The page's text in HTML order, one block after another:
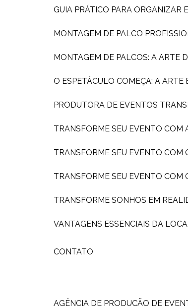
GUIA PRÁTICO PARA
MONTAGEM DE PALCO
MONTAGEM DE PALCOS: A ARTE
O ESPETÁCULO COMEÇA: A
PRODUTORA DE EVENTOS
TRANSFORME SEU EVENTO
TRANSFORME SEU EVENTO
TRANSFORME SEU EVENTO
TRANSFORME SONHOS EM
VANTAGENS ESSENCIAIS DA
CONTATO
AGÊNCIA DE PRODUÇÃO DE